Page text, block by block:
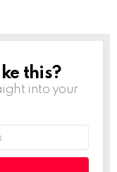
this?
into your